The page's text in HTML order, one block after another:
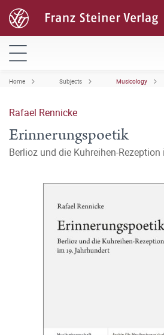
Home Subjects Musicology
Rafael Rennicke
Erinnerungspoetik
Berlioz und die Kuhreihen-